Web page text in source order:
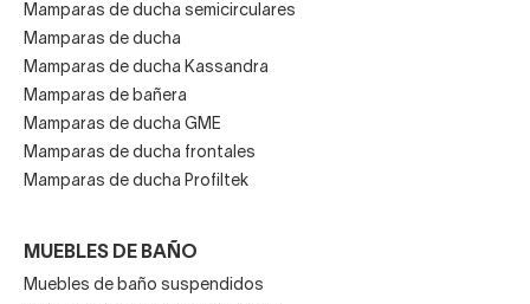
Mamparas de ducha semicirculares
Mamparas de ducha
Mamparas de ducha Kassandra
Mamparas de bañera
Mamparas de ducha GME
Mamparas de ducha frontales
Mamparas de ducha Profiltek
MUEBLES DE BAÑO
Muebles de baño suspendidos